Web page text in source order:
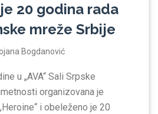
20 godina rada
mreže Srbije
Bogdanović
u „AVA“ Sali Srpske
organizovana je
i obeleženo je 20